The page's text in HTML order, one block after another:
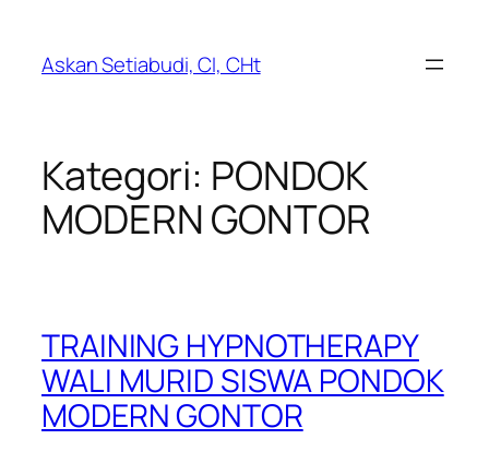
konten
Askan Setiabudi, CI, CHt
Kategori: PONDOK
MODERN GONTOR
TRAINING HYPNOTHERAPY
WALI MURID SISWA PONDOK
MODERN GONTOR